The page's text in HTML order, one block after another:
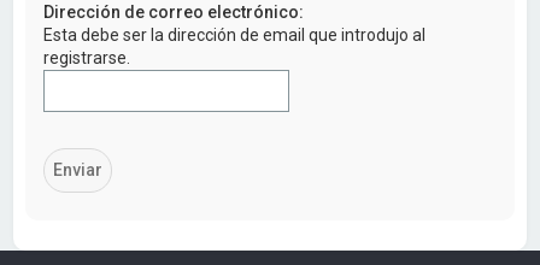
Dirección de correo electrónico:
Esta debe ser la dirección de email que introdujo al
registrarse.